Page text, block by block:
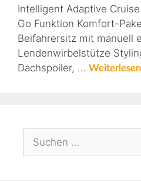
Intelligent Adaptive
Go Funktion Komfort-
Beifahrersitz mit manuell
Lendenwirbelstütze
Dachspoiler, … Weiterlesen